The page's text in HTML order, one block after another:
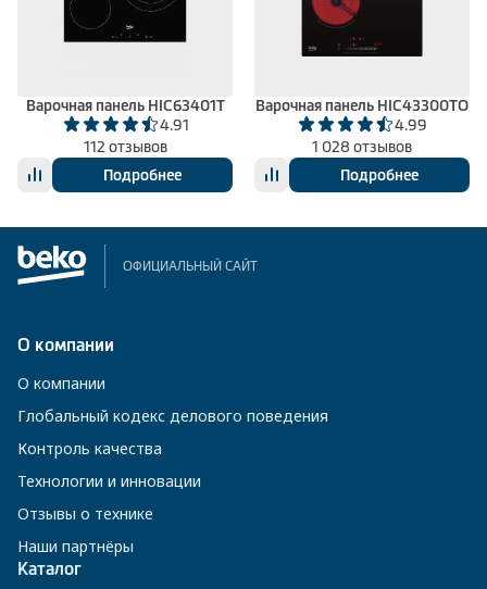
Климатическая техника
Сравнить
Варочная панель HIC63401T
4.91
112 отзывов
Подробнее
Варочная панель HIC43300TO
4.99
1 028 отзывов
Подробнее
ОФИЦИАЛЬНЫЙ САЙТ
О компании
О компании
Глобальный кодекс делового поведения
Контроль качества
Технологии и инновации
Отзывы о технике
Наши партнёры
Каталог